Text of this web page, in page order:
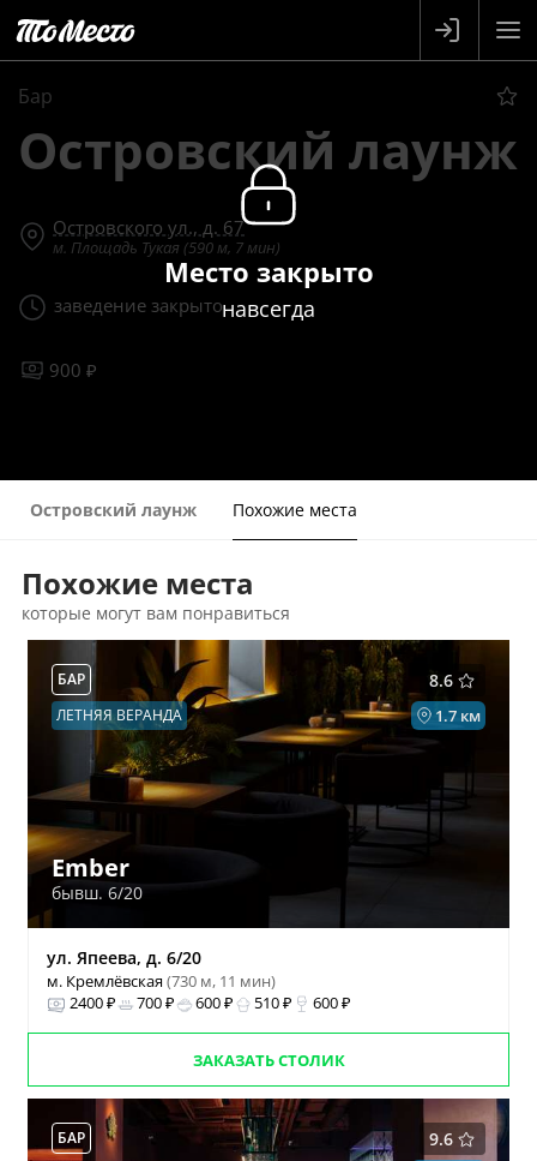
Бар
Островский лаунж
Островского ул., д. 67
м. Площадь Тукая (590 м, 7 мин)
заведение закрыто
900 ₽
Место закрыто
навсегда
Островский лаунж Похожие места
Похожие места
которые могут вам понравиться
8.6
БАР
1.7 км
ЛЕТНЯЯ ВЕРАНДА
Ember
бывш. 6/20
ул. Япеева, д. 6/20
м. Кремлёвская(730 м, 11 мин)
2400 ₽
700 ₽ 600 ₽ 510 ₽ 600 ₽
ЗАКАЗАТЬ СТОЛИК
9.6
БАР